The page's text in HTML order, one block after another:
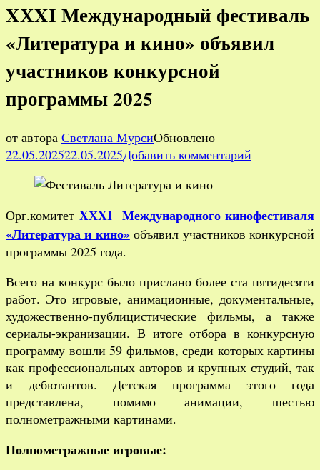
XХXI Международный фестиваль
«Литература и кино» объявил
участников конкурсной
программы 2025
от автора Светлана МурсиОбновлено
22.05.202522.05.2025Добавить комментарий
фестиваль
«Литература
объявил
участников
конкурсной
программы
2025
Орг.комитет XХXI Международного кинофестиваля
«Литература и кино»объявил участников конкурсной
программы 2025 года.
Всего на конкурс было прислано более ста пятидесяти
работ. Это игровые, анимационные, документальные,
художественно-публицистические фильмы, а также
сериалы-экранизации. В итоге отбора в конкурсную
программу вошли 59 фильмов, среди которых картины
как профессиональных авторов и крупных студий, так
и дебютантов. Детская программа этого года
представлена, помимо анимации, шестью
полнометражными картинами.
Полнометражные игровые: